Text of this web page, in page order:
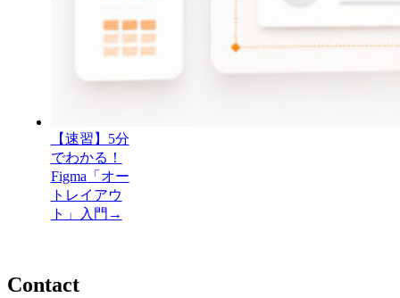
【速習】5分
でわかる！
Figma「オー
トレイアウ
ト」入門 →
Contact